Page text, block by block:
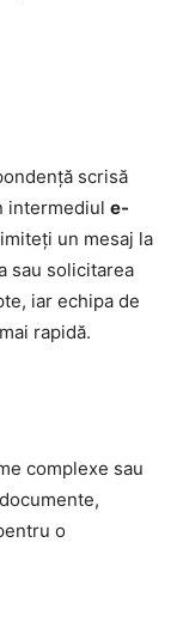
scrisă
intermediul e-
un mesaj la
sau solicitarea
iar echipa de
rapidă.
complexe sau
o